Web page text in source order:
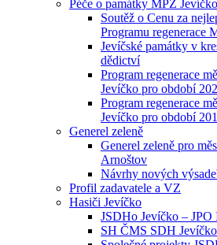
Péče o památky MPZ Jevíčko
Soutěž o Cenu za
Programu regenerace
Jevíčské památky v
dědictví
Program regenerace
Jevíčko pro období
Program regenerace
Jevíčko pro období
Generel zeleně
Generel zeleně pro
Arnoštov
Návrhy nových
Profil zadavatele a VZ
Hasiči Jevíčko
JSDHo Jevíčko – JPO
SH ČMS SDH Jevíčko